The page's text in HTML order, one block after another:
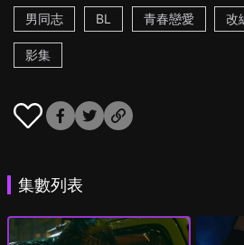
男同志
BL 青春戀愛 改
影集
集數列表